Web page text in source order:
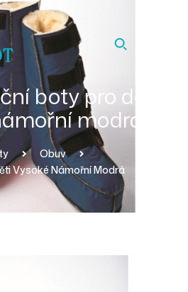
boty pro děti
modrá
Obuv
Vysoké Námořní Modrá